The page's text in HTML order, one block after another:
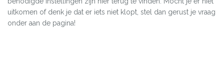
uitkomen of denk je dat er iets niet klopt, stel dan gerust je vraag
onder aan de pagina!